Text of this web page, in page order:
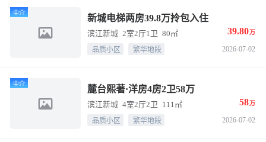
中介
新城电梯两房39.8万拎包入住
滨江新城 2室2厅1卫 80㎡ 39.80万
品质小区 繁华地段 2026-07-02
中介
麓台熙著·洋房4房2卫58万
滨江新城 4室2厅2卫 111㎡ 58万
品质小区 繁华地段 2026-07-02